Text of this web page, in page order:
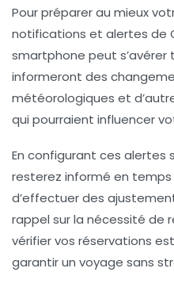
Pour préparer au mieux
notifications et alertes de
smartphone peut s’avérer
informeront des
météorologiques et
qui pourraient influencer
En configurant ces alertes
resterez informé en
d’effectuer des
rappel sur la nécessité de
vérifier vos réservations
garantir un voyage sans